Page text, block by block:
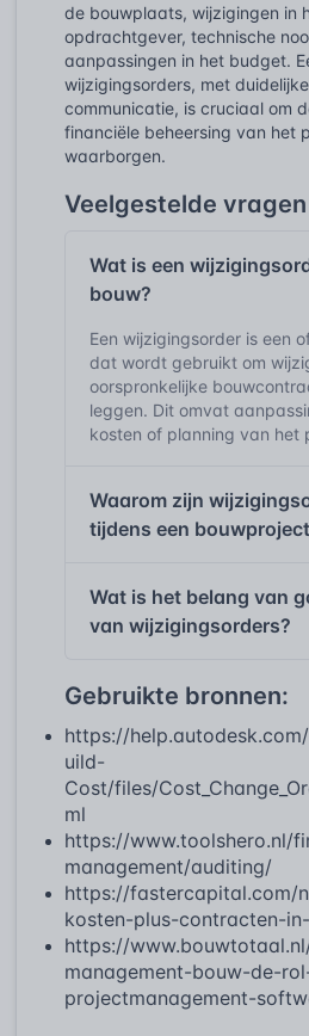
de bouwplaats, wijzigingen in
opdrachtgever, technische
aanpassingen in het budget.
wijzigingsorders, met
communicatie, is cruciaal om
financiële beheersing van het
waarborgen.
Veelgestelde vragen
Wat is een
bouw?
Een wijzigingsorder is een
dat wordt gebruikt om
oorspronkelijke
leggen. Dit omvat
kosten of planning van het
Waarom zijn
tijdens een
Wat is het belang van
van wijzigingsorders?
Gebruikte bronnen:
https://
uild-
Cost/files/
ml
https://www.toolshero.nl/
management/auditing/
https://fastercapital.com/
kosten-plus-contracten-
https://
management-bouw-de-
projectmanagement-